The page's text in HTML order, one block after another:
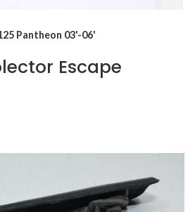
Pantheon 03'-06'
Escape